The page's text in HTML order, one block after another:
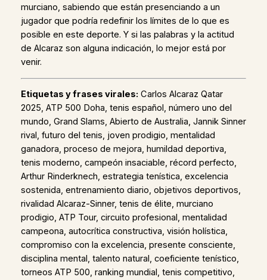
murciano, sabiendo que están presenciando a un
jugador que podría redefinir los límites de lo que es
posible en este deporte. Y si las palabras y la actitud
de Alcaraz son alguna indicación, lo mejor está por
venir.
Etiquetas y frases virales: Carlos Alcaraz Qatar
2025, ATP 500 Doha, tenis español, número uno del
mundo, Grand Slams, Abierto de Australia, Jannik Sinner
rival, futuro del tenis, joven prodigio, mentalidad
ganadora, proceso de mejora, humildad deportiva,
tenis moderno, campeón insaciable, récord perfecto,
Arthur Rinderknech, estrategia tenística, excelencia
sostenida, entrenamiento diario, objetivos deportivos,
rivalidad Alcaraz-Sinner, tenis de élite, murciano
prodigio, ATP Tour, circuito profesional, mentalidad
campeona, autocrítica constructiva, visión holística,
compromiso con la excelencia, presente consciente,
disciplina mental, talento natural, coeficiente tenístico,
torneos ATP 500, ranking mundial, tenis competitivo,